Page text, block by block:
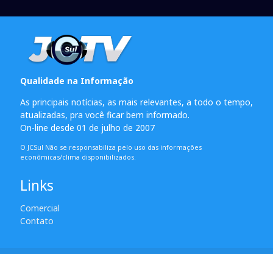
Qualidade na Informação
As principais notícias, as mais relevantes, a todo o tempo,
atualizadas, pra você ficar bem informado.
On-line desde 01 de julho de 2007
O JCSul Não se responsabiliza pelo uso das informações
econômicas/clima disponibilizados.
Links
Comercial
Contato